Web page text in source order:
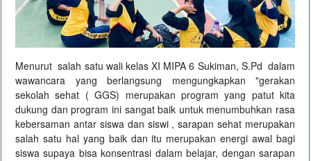
Menurut salah satu wali kelas XI MIPA 6 Sukiman, S.Pd dalam
wawancara yang berlangsung mengungkapkan "gerakan
sekolah sehat ( GGS) merupakan program yang patut kita
dukung dan program ini sangat baik untuk menumbuhkan rasa
kebersaman antar siswa dan siswi , sarapan sehat merupakan
salah satu hal yang baik dan itu merupakan energi awal bagi
siswa supaya bisa konsentrasi dalam belajar, dengan sarapan